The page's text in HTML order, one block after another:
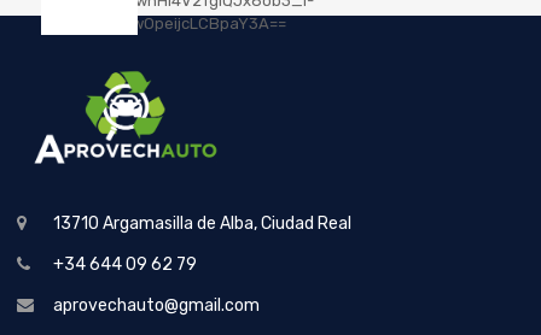
13710 Argamasilla de Alba, Ciudad Real
+34 644 09 62 79
aprovechauto@gmail.com